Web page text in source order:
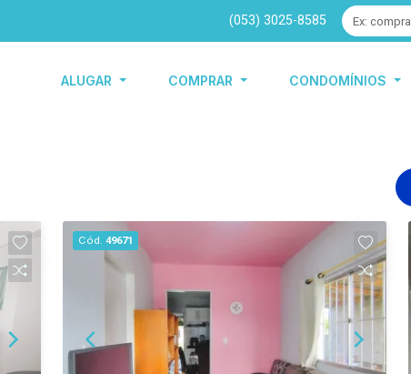
(053) 3025-8585
ALUGAR COMPRAR CONDOMÍNIOS
Cód. 49671